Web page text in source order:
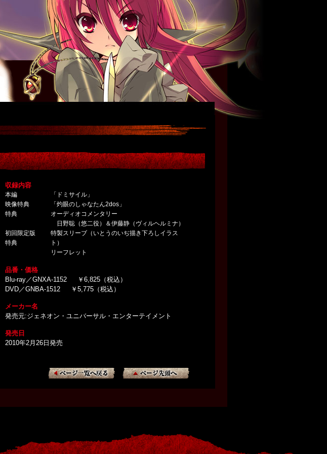
収録内容
本編
「ドミサイル」
映像特典
「灼眼のしゃなたん2dos」
特典
オーディオコメンタリー
日野聡（悠二役）＆伊藤静（ヴィルヘルミナ）
初回限定版
特典
特製スリーブ（いとうのいぢ描き下ろしイラス
ト）
リーフレット
品番・価格
Blu-ray／GNXA-1152 ￥6,825（税込）
DVD／GNBA-1512 ￥5,775（税込）
メーカー名
発売元:ジェネオン・ユニバーサル・エンターテイメント
発売日
2010年2月26日発売